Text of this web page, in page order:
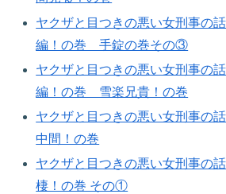
ヤクザと目つきの悪い女刑事の
編！の巻 手錠の巻その③​
ヤクザと目つきの悪い女刑事の
編！の巻 雪楽兄貴！の巻
ヤクザと目つきの悪い女刑事の
中間！の巻
ヤクザと目つきの悪い女刑事の
棲！の巻 その①